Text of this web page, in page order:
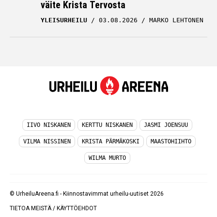
väite Krista Tervosta
YLEISURHEILU 03.08.2026 MARKO LEHTONEN
IIVO NISKANEN KERTTU NISKANEN JASMI JOENSUU
VILMA NISSINEN KRISTA PÄRMÄKOSKI MAASTOHIIHTO
WILMA MURTO
© UrheiluAreena.fi - Kiinnostavimmat urheilu-uutiset 2026
TIETOA MEISTÄ/ KÄYTTÖEHDOT